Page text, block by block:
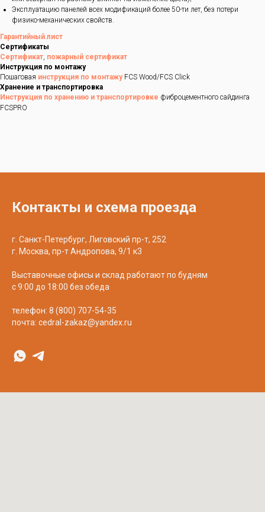
Эксплуатацию панелей всех модификаций более 50-ти лет, без потери
физико-механических свойств.
Гарантийный лист
Сертификаты
Сертификат, пожарный сертификат
Инструкция по монтажу
Пошаговая инструкция по монтажуFCS Wood/FCS Click
Хранение и транспортировка
Инструкция по хранению и транспортировке фиброцементного сайдинга
FCSPRO
Контакты и схема проезда
г. Санкт-Петербург, Лиговский пр-т, 252
г. Москва, пр-т Андропова, 9/1 к3
Выставочные офисы и склад работают по будням
с 9:00 до 18:00 без обеда
телефон: 8 (800) 707-54-35
почта: cedral-zakaz@yandex.ru